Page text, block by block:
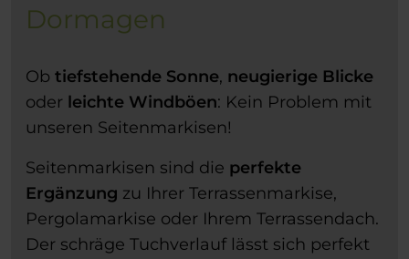
Dormagen
Ob tiefstehende Sonne, neugierige Blicke
oder leichte Windböen: Kein Problem mit
unseren Seitenmarkisen!
Seitenmarkisen sind die perfekte
Ergänzung zu Ihrer Terrassenmarkise,
Pergolamarkise oder Ihrem Terrassendach.
Der schräge Tuchverlauf lässt sich perfekt